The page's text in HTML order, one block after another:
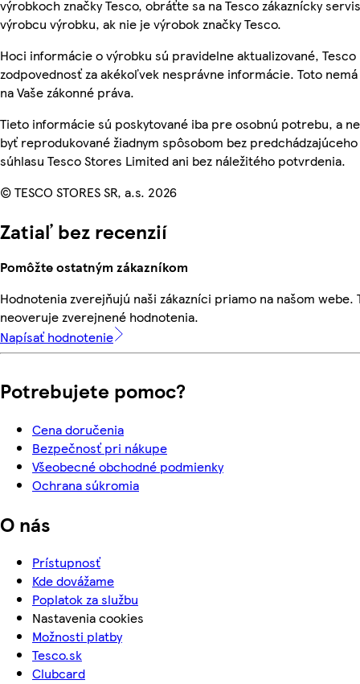
výrobkoch značky Tesco, obráťte sa na Tesco zákaznícky
výrobcu výrobku, ak nie je výrobok značky Tesco.
Hoci informácie o výrobku sú pravidelne aktualizované, Tesco
zodpovednosť za akékoľvek nesprávne informácie. Toto
na Vaše zákonné práva.
Tieto informácie sú poskytované iba pre osobnú potrebu, a
byť reprodukované žiadnym spôsobom bez predchádzajúceho
súhlasu Tesco Stores Limited ani bez náležitého potvrdenia.
© TESCO STORES SR, a.s. 2026
Zatiaľ bez recenzií
Pomôžte ostatným zákazníkom
Hodnotenia zverejňujú naši zákazníci priamo na našom webe.
neoveruje zverejnené hodnotenia.
Napísať hodnotenie
Potrebujete pomoc?
Cena doručenia
Bezpečnosť pri nákupe
Všeobecné obchodné podmienky
Ochrana súkromia
O nás
Prístupnosť
Kde dovážame
Poplatok za službu
Nastavenia cookies
Možnosti platby
Tesco.sk
Clubcard